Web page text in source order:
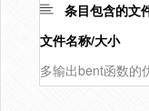
条目包含的文
文件名称/大小
多输出bent函数的